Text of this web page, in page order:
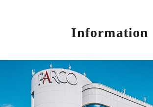
Information